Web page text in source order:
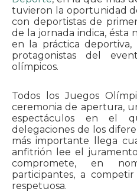
tuvieron la oportunidad
con deportistas de
de la jornada indica, ésta
en la práctica
protagonistas del
olímpicos.
Todos los Juegos
ceremonia de apertura,
espectáculos en el
delegaciones de los
más importante llega
anfitrión lee el
compromete, en
participantes, a
respetuosa.